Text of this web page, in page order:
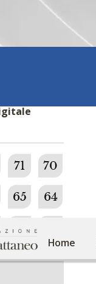
Home
71 70
65 64
59